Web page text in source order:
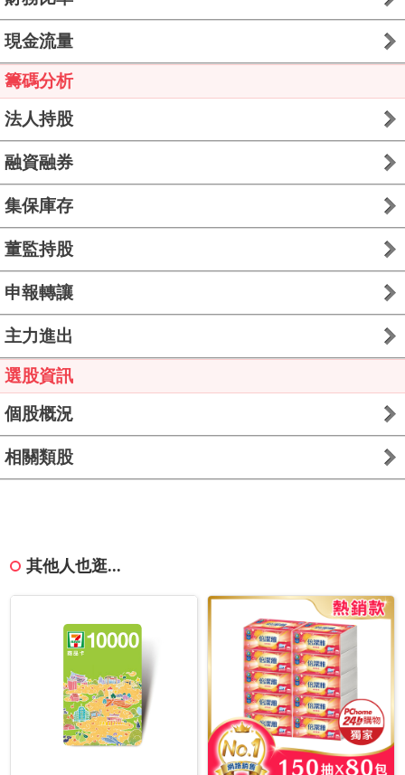
現金流量
籌碼分析
法人持股
融資融券
集保庫存
董監持股
申報轉讓
主力進出
選股資訊
個股概況
相關類股
其他人也逛...